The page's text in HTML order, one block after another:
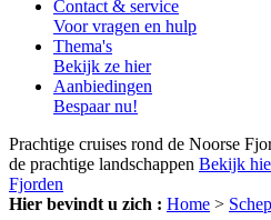
Contact & service
Voor vragen en hulp
Thema's
Bekijk ze hier
Aanbiedingen
Bespaar nu!
Prachtige cruises rond de Noorse
de prachtige landschappen Bekijk
Fjorden
Hier bevindt u zich : Home >